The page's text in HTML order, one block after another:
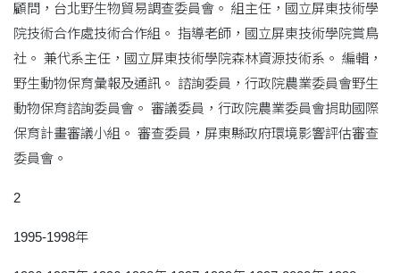
顧問，台北野生物貿易調查委員會。 組主任，國立屏東技術學
院技術合作處技術合作組。 指導老師，國立屏東技術學院賞鳥
社。 兼代系主任，國立屏東技術學院森林資源技術系。 編輯，
野生動物保育彙報及通訊。 諮詢委員，行政院農業委員會野生
動物保育諮詢委員會。 審議委員，行政院農業委員會捐助國際
保育計畫審議小組。 審查委員，屏東縣政府環境影響評估審查
委員會。
2
1995-1998年